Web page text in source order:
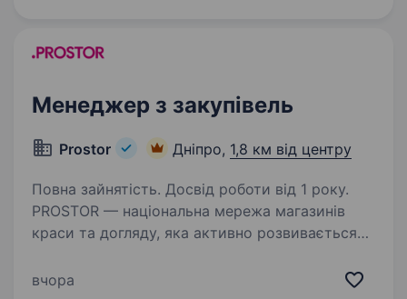
Менеджер з закупівель
Prostor Дніпро, 1,8 км від центру
Повна зайнятість. Досвід роботи від 1 року.
PROSTOR — національна мережа магазинів
краси та догляду, яка активно розвивається
з закупівель! Що буде входити до ваших
вчора